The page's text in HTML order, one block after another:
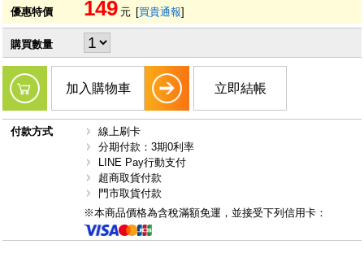
優惠特價 149 元 [買貴通報]
購買數量
加入購物車 立即結帳
付款方式
線上刷卡
分期付款：3期0利率
LINE Pay行動支付
超商取貨付款
門市取貨付款
※本商品價格為含稅滿額免運，並接受下列信用卡：